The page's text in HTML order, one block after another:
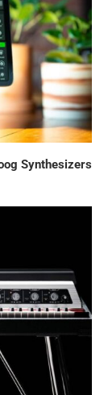
Synthesizers